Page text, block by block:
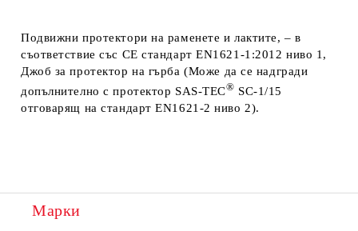
Подвижни протектори на раменете и лактите, – в
съответствие със CE стандарт EN1621-1:2012 ниво 1,
Джоб за протектор на гърба (Може да се надгради
допълнително с протектор SAS-TEC® SC-1/15
отговарящ на стандарт EN1621-2 ниво 2).
Марки